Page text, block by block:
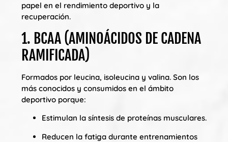
papel en el rendimiento deportivo y la
recuperación.
1. BCAA (AMINOÁCIDOS DE CADENA
RAMIFICADA)
Formados por leucina, isoleucina y valina. Son los
más conocidos y consumidos en el ámbito
deportivo porque:
Estimulan la síntesis de proteínas musculares.
Reducen la fatiga durante entrenamientos